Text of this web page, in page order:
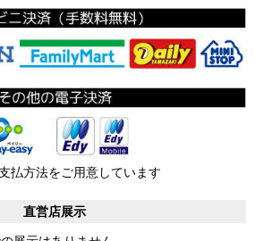
払方法をご用意しています
直営店展示